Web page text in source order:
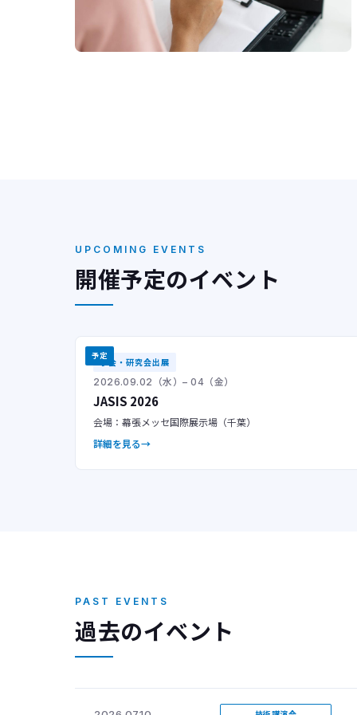
UPCOMING EVENTS
開催予定のイベント
予定
学会・研究会出展
2026.09.02（水）– 04（金）
JASIS 2026
会場：幕張メッセ国際展示場（千葉）
詳細を見る
PAST EVENTS
過去のイベント